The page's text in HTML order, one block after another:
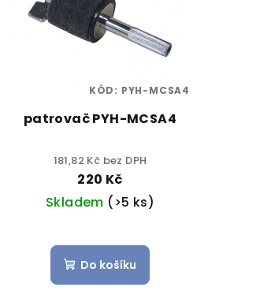
patrovač PYH-MCSA4
181,82 Kč bez DPH
220 Kč
Skladem (>5 ks)
Do košíku
KÓD: PYH-MCSA4